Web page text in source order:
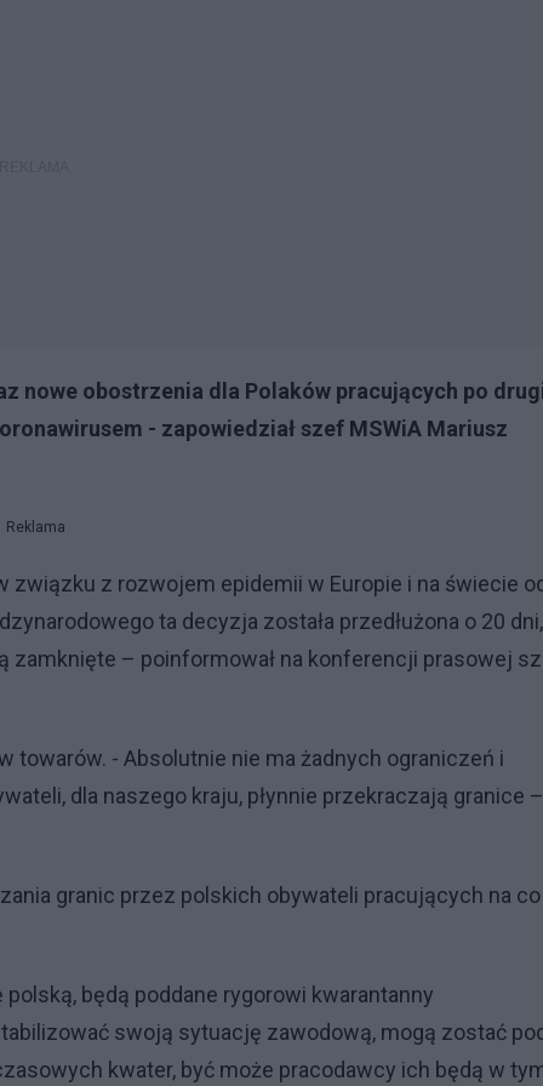
nowe obostrzenia dla Polaków pracujących po
- zapowiedział szef MSWiA Mariusz
Reklama
z rozwojem epidemii w Europie i na świecie
ta decyzja została przedłużona o 20 dni,
zamknięte – poinformował na konferencji prasowej
towarów. - Absolutnie nie ma żadnych ograniczeń i
dla naszego kraju, płynnie przekraczają granice –
granic przez polskich obywateli pracujących na co
będą poddane rygorowi kwarantanny
swoją sytuację zawodową, mogą zostać
kwater, być może pracodawcy ich będą w